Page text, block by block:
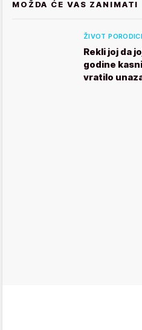
MOŽDA ĆE VAS ZANIMATI
ŽIVOT
Rekli joj da
godine
vratilo